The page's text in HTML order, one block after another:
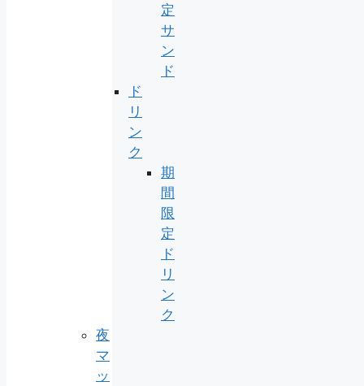
定
サ
ン
ド
ド
リ
ン
ク
期
間
限
定
ド
リ
ン
ク
夜
マ
ッ